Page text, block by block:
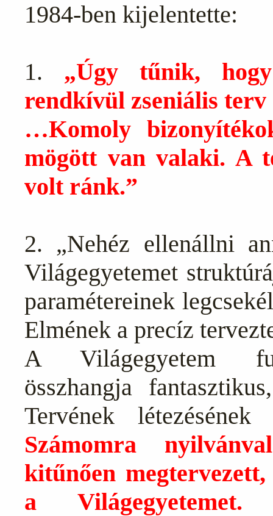
1984-ben kijelentette:
1. „Úgy tűnik,
rendkívül zseniális terv
…Komoly
mögött van valaki. A
volt ránk.”
2. „Nehéz ellenállni
Világegyetemet
paramétereinek
Elmének a precíz
A Világegyetem
összhangja
Tervének létezésének
Számomra
kitűnően
a